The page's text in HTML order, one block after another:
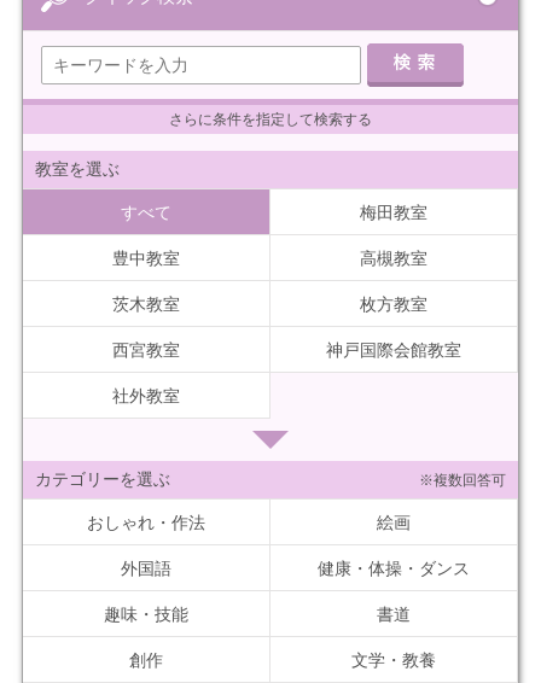
さらに条件を指定して検索する
教室を選ぶ
すべて 梅田教室
豊中教室 高槻教室
茨木教室 枚方教室
西宮教室 神戸国際会館教室
社外教室
カテゴリーを選ぶ ※複数回答可
おしゃれ・作法 絵画
外国語 健康・体操・ダンス
趣味・技能 書道
創作 文学・教養